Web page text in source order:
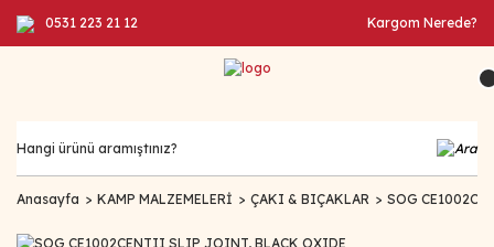
0531 223 21 12 Kargom Nerede?
Anasayfa KAMP MALZEMELERİ ÇAKI & BIÇAKLAR SOG